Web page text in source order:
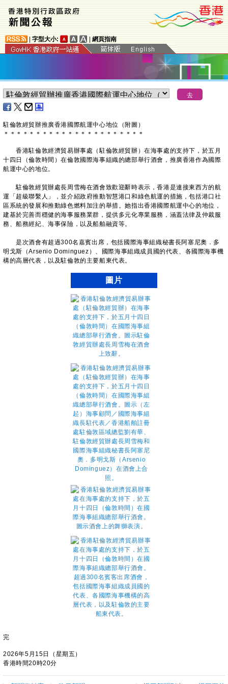
字型大小: 網頁指南
駐倫敦經貿辦推廣香港國際航運中心地位（附圖）
＊ ＊ ＊ ＊ ＊ ＊ ＊ ＊ ＊ ＊ ＊ ＊ ＊ ＊ ＊ ＊ ＊ ＊ ＊ ＊ ＊ ＊
香港駐倫敦經濟貿易辦事處（駐倫敦經貿辦）在海事處的支持下，於五月
十四日（倫敦時間）在倫敦國際海事組織的總部舉行酒會，推廣香港作為國際
航運中心的地位。
駐倫敦經貿辦處長周雪梅在酒會致歡迎辭時表示，香港是連接東西方的航
運「超級聯繫人」，並介紹政府推動智慧港口和綠色航運的措施，包括港口社
區系統的發展和推動綠色燃料加注的舉措。她指出香港國際航運中心的地位，
建基於完善而穩健的海事服務業群，提供多元化專業服務，涵蓋法律及仲裁服
務、船務經紀、海事保險，以及船舶融資等。
是次酒會有超過300名嘉賓出席，包括國際海事組織秘書長阿塞尼奧．多
明戈斯（Arsenio Dominguez）、國際海事組織成員國的代表、各國際海事機
構的高層代表，以及駐倫敦的主要船東代表。
圖片
完
2026年5月15日（星期五）
香港時間20時20分